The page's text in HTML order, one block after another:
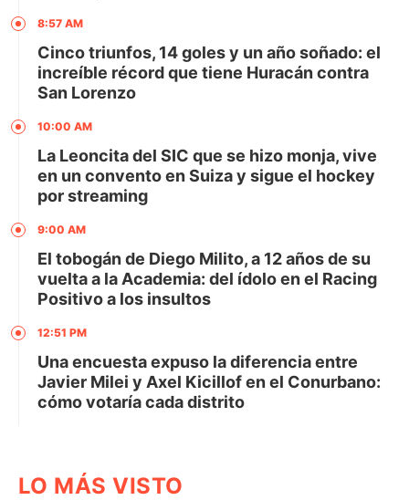
8:57 AM
Cinco triunfos, 14 goles y un año soñado: el
increíble récord que tiene Huracán contra
San Lorenzo
10:00 AM
La Leoncita del SIC que se hizo monja, vive
en un convento en Suiza y sigue el hockey
por streaming
9:00 AM
El tobogán de Diego Milito, a 12 años de su
vuelta a la Academia: del ídolo en el Racing
Positivo a los insultos
12:51 PM
Una encuesta expuso la diferencia entre
Javier Milei y Axel Kicillof en el Conurbano:
cómo votaría cada distrito
LO MÁS VISTO